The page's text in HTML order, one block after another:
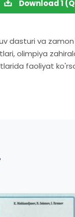
Download 1
dasturi va
olimpiya
faoliyat